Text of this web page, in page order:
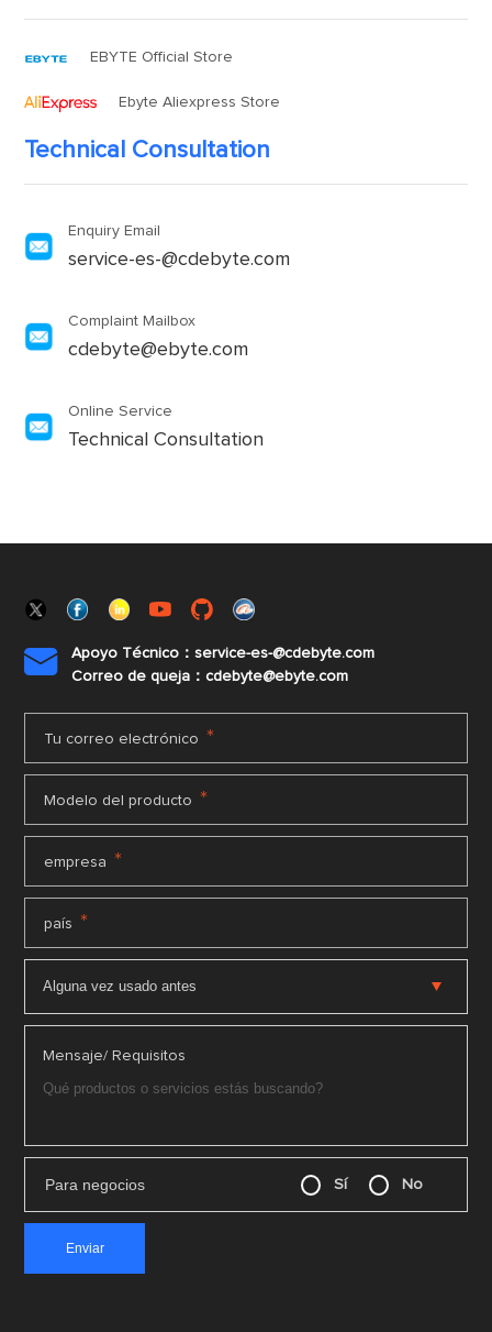
EBYTE Official Store
Ebyte Aliexpress Store
Technical Consultation
Enquiry Email
service-es-@cdebyte.com
Complaint Mailbox
cdebyte@ebyte.com
Online Service
Technical Consultation

Apoyo Técnico：service-es-@cdebyte.com
Correo de queja：cdebyte@ebyte.com
Tu correo electrónico *
Modelo del producto *
empresa *
país *
Mensaje/ Requisitos
Para negocios Sí No